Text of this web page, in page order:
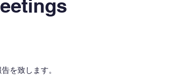
を致します。